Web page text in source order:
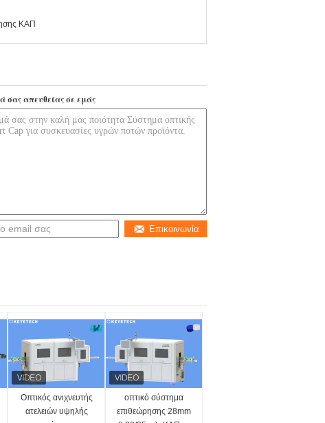
ΚΑΠ
σας απευθείας σε εμάς
Επικοινωνία
Οπτικός ανιχνευτής
ατελειών υψηλής
οπτικό σύστημα
επιθεώρησης 28mm